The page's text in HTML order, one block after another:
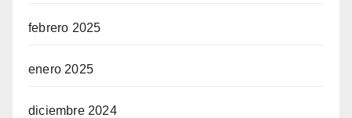
febrero 2025
enero 2025
diciembre 2024